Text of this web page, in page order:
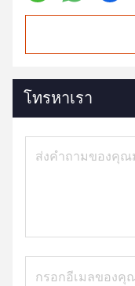
โทรหาเรา